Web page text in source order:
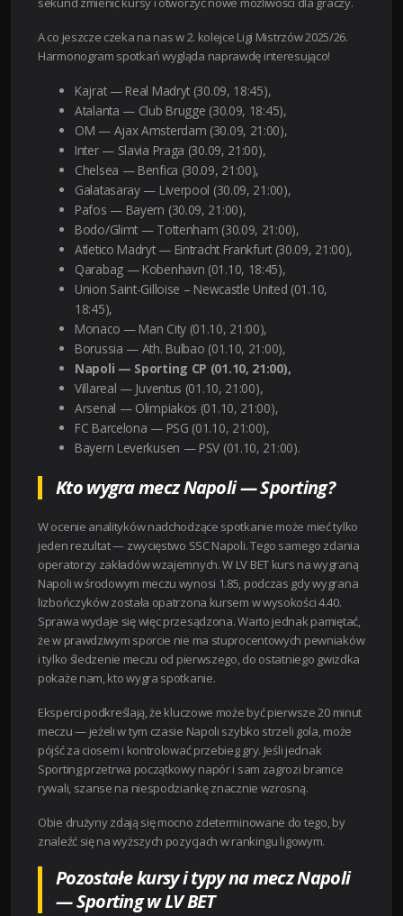
A co jeszcze czeka na nas w 2. kolejce Ligi Mistrzów 2025/26.
Harmonogram spotkań wygląda naprawdę interesująco!
Kajrat — Real Madryt (30.09, 18:45),
Atalanta — Club Brugge (30.09, 18:45),
OM — Ajax Amsterdam (30.09, 21:00),
Inter — Slavia Praga (30.09, 21:00),
Chelsea — Benfica (30.09, 21:00),
Galatasaray — Liverpool (30.09, 21:00),
Pafos — Bayem (30.09, 21:00),
Bodo/Glimt — Tottenham (30.09, 21:00),
Atletico Madryt — Eintracht Frankfurt (30.09, 21:00),
Qarabag — Kobenhavn (01.10, 18:45),
Union Saint-Gilloise – Newcastle United (01.10,
18:45),
Monaco — Man City (01.10, 21:00),
Borussia — Ath. Bulbao (01.10, 21:00),
Napoli — Sporting CP (01.10, 21:00),
Villareal — Juventus (01.10, 21:00),
Arsenal — Olimpiakos (01.10, 21:00),
FC Barcelona — PSG (01.10, 21:00),
Bayern Leverkusen — PSV (01.10, 21:00).
Kto wygra mecz Napoli — Sporting?
W ocenie analityków nadchodzące spotkanie może mieć tylko
jeden rezultat — zwycięstwo SSC Napoli. Tego samego zdania
operatorzy zakładów wzajemnych. W LV BET kurs na wygraną
Napoli w środowym meczu wynosi 1.85, podczas gdy wygrana
lizbończyków została opatrzona kursem w wysokości 4.40.
Sprawa wydaje się więc przesądzona. Warto jednak pamiętać,
że w prawdziwym sporcie nie ma stuprocentowych pewniaków
i tylko śledzenie meczu od pierwszego, do ostatniego gwizdka
pokaże nam, kto wygra spotkanie.
Eksperci podkreślają, że kluczowe może być pierwsze 20 minut
meczu — jeżeli w tym czasie Napoli szybko strzeli gola, może
pójść za ciosem i kontrolować przebieg gry. Jeśli jednak
Sporting przetrwa początkowy napór i sam zagrozi bramce
rywali, szanse na niespodziankę znacznie wzrosną.
Obie drużyny zdają się mocno zdeterminowane do tego, by
znaleźć się na wyższych pozycjach w rankingu ligowym.
Pozostałe kursy i typy na mecz Napoli
— Sporting w LV BET